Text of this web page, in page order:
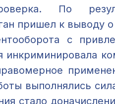
По
пришел к выводу
с
инкриминировала
выполнялись
стало